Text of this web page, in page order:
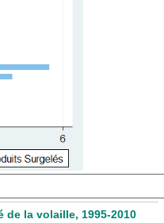
de la volaille, 1995-2010